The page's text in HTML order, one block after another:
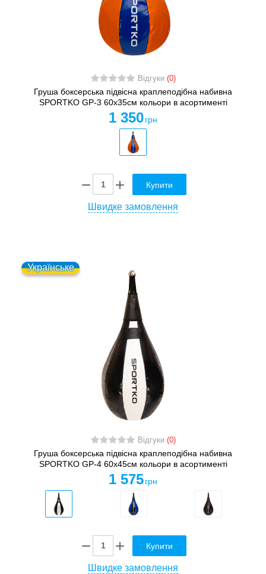
Відгуки (0)
Груша боксерська підвісна краплеподібна набивна
SPORTKO GP-3 60x35см кольори в асортименті
1 350 грн
Купити
Швидке замовлення
Українське
Відгуки (0)
Груша боксерська підвісна краплеподібна набивна
SPORTKO GP-4 60x45см кольори в асортименті
1 575 грн
Купити
Швидке замовлення